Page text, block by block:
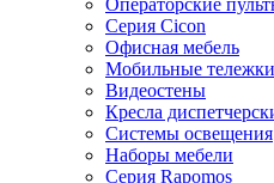
Серия Cicon
Офисная мебель
Мобильные тележки
Видеостены
Кресла
Системы освещения
Наборы мебели
Серия Rapomos